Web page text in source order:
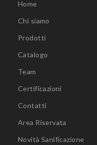
Home
Chi siamo
Prodotti
Catalogo
Team
Certificazioni
Contatti
Area Riservata
Novità Sanificazione